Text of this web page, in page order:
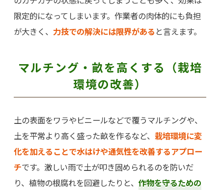
限定的になってしまいます。作業者の肉体的にも負担
が大きく、 力技での解決には限界がある と言えます。
マルチング・畝を高くする（栽培
環境の改善）
土の表面をワラやビニールなどで覆うマルチングや、
土を平常より高く盛った畝を作るなど、 栽培環境に変
化を加えることで水はけや通気性を改善するアプロー
チです。激しい雨で土が叩き固められるのを防いだ
り、植物の根腐れを回避したりと、 作物を守るための